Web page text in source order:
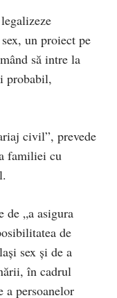
un proiect pe
să intre la
probabil,
civil”, prevede
familiei cu
„a asigura
de
sex şi de a
în cadrul
a persoanelor